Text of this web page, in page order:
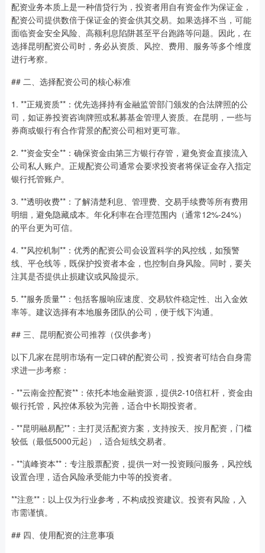
配资业务本质上是一种借贷行为，投资者用自有资金作为保证金，
配资公司提供数倍于保证金的资金供其交易。如果选择不当，可能
面临资金安全风险、高额利息陷阱甚至平台跑路等问题。因此，在
选择昆明配资公司时，务必从资质、风控、费用、服务等多个维度
进行考察。
## 二、选择配资公司的核心标准
1. **正规资质**：优先选择持有金融监管部门颁发的合法牌照的公
司，如证券投资咨询牌照或私募基金管理人资质。在昆明，一些与
券商或银行有合作背景的配资公司相对更可靠。
2. **资金安全**：确保资金由第三方银行存管，避免资金直接流入
公司私人账户。正规配资公司通常会要求投资者将保证金存入指定
银行托管账户。
3. **透明收费**：了解清楚利息、管理费、交易手续费等所有费用
明细，避免隐藏成本。年化利率在合理范围内（通常12%-24%）
的平台更为可信。
4. **风控机制**：优秀的配资公司会设置科学的风控线，如预警
线、平仓线等，既保护投资者本金，也控制自身风险。同时，要关
注其是否提供止损建议或风险提示。
5. **服务质量**：包括客服响应速度、交易软件稳定性、出入金效
率等。建议选择有本地服务团队的公司，便于线下沟通。
## 三、昆明配资公司推荐（仅供参考）
以下几家在昆明市场有一定口碑的配资公司，投资者可结合自身需
求进一步考察：
- **云南金控配资**：依托本地金融资源，提供2-10倍杠杆，资金由
银行托管，风控体系较为完善，适合中长期投资者。
- **昆明融易配**：主打灵活配资方案，支持按天、按月配资，门槛
较低（最低5000元起），适合短线交易者。
- **滇峰资本**：专注股票配资，提供一对一投资顾问服务，风控线
设置合理，适合风险承受能力中等的投资者。
**注意**：以上仅为行业参考，不构成投资建议。投资有风险，入
市需谨慎。
## 四、使用配资的注意事项